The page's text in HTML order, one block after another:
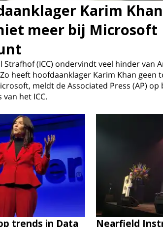
Karim
meer bij Microsoft
(ICC) ondervindt veel hinder van
heeft hoofdaanklager Karim Khan geen
meldt de Associated Press (AP) op
het ICC.
trends in Data
Nearfield